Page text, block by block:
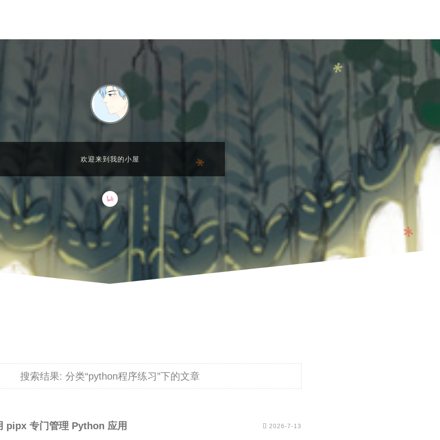
欢迎来到我的小屋
搜索结果: 分类“python程序练习”下的文章
pipx 专门管理 Python 应用  2026-7-13